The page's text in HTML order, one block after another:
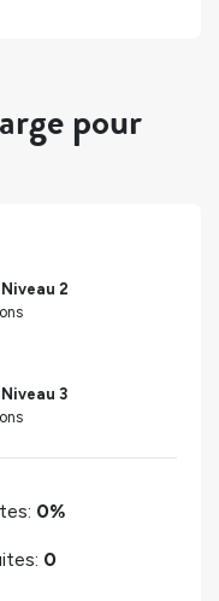
pour
Niveau 2
Niveau 3
0%
0